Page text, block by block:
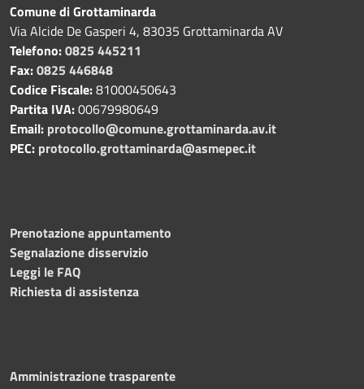
Comune di Grottaminarda
Via Alcide De Gasperi 4, 83035 Grottaminarda AV
Telefono:0825 445211
Fax:0825 446848
Codice Fiscale:81000450643
Partita IVA:00679980649
Email: protocollo@comune.grottaminarda.av.it
PEC: protocollo.grottaminarda@asmepec.it
Prenotazione appuntamento
Segnalazione disservizio
Leggi le FAQ
Richiesta di assistenza
Amministrazione trasparente